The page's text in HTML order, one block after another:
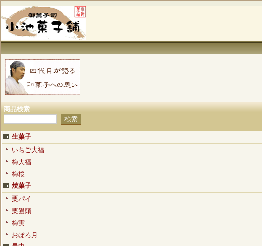
商品検索
生菓子
いちご大福
梅大福
梅桜
焼菓子
栗パイ
栗饅頭
梅実
おぼろ月